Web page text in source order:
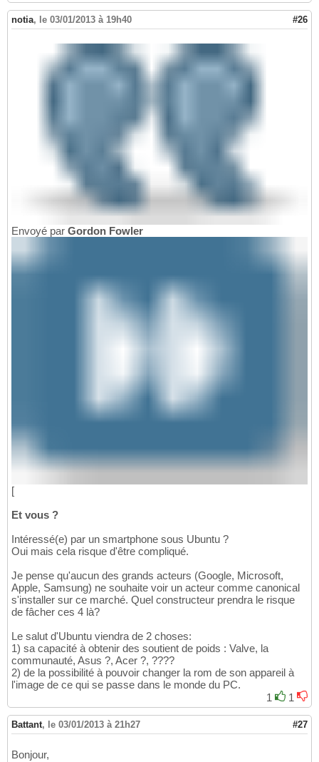
notia, le 03/01/2013 à 19h40 #26
Envoyé par Gordon Fowler
[
Et vous ?
Intéressé(e) par un smartphone sous Ubuntu ?
Oui mais cela risque d'être compliqué.
Je pense qu'aucun des grands acteurs (Google, Microsoft,
Apple, Samsung) ne souhaite voir un acteur comme canonical
s'installer sur ce marché. Quel constructeur prendra le risque
de fâcher ces 4 là?
Le salut d'Ubuntu viendra de 2 choses:
1) sa capacité à obtenir des soutient de poids : Valve, la
communauté, Asus ?, Acer ?, ????
2) de la possibilité à pouvoir changer la rom de son appareil à
l'image de ce qui se passe dans le monde du PC.
1
1
Battant, le 03/01/2013 à 21h27 #27
Bonjour,